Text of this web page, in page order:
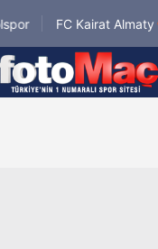
FC Kairat Almaty